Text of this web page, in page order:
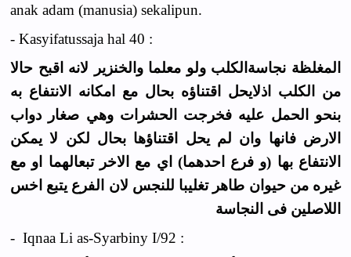
anak adam (manusia) sekalipun.
- Kasyifatussaja hal 40 :
المغلظة نجاسةالكلب ولو معلما والخنزير لانه اقبح حالا
من الكلب اذلايحل اقتناؤه بحال مع امكانه الانتفاع به
بنحو الحمل عليه فخرجت الحشرات وهي صغار دواب
الارض فانها وان لم يحل اقتناؤها بحال لكن لا يمكن
الانتفاع بها (و فرع احدهما) اي مع الاخر تبعالهما او مع
غيره من حيوان طاهر تغليبا للنجس لان الفرع يتبع اخس
اللاصلين فى النجاسة
- Iqnaa Li as-Syarbiny I/92 :